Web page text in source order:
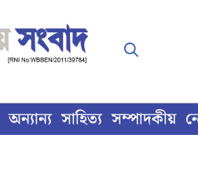
অন্যান্য সাহিত্য সম্পাদকীয়